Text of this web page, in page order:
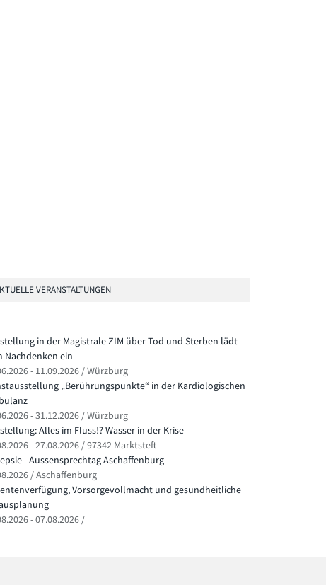
VERANSTALTUNGEN
in der Magistrale ZIM über Tod und Sterben lädt
Nachdenken ein
- 11.09.2026 / Würzburg
„Berührungspunkte“ in der Kardiologischen
- 31.12.2026 / Würzburg
Alles im Fluss!? Wasser in der Krise
- 27.08.2026 / 97342 Marktsteft
- Aussensprechtag Aschaffenburg
/ Aschaffenburg
Vorsorgevollmacht und gesundheitliche
- 07.08.2026 /